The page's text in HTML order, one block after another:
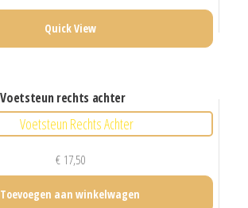
Quick View
voetsteun rechts achter
€17,50
Toevoegen aan winkelwagen